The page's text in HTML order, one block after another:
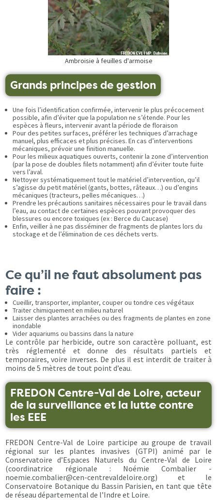
Ambroisie à feuilles d'armoise
Grands principes de gestion
Une fois l’identification confirmée, intervenir le plus précocement
possible, afin d’éviter que la population ne s’étende. Pour les
espèces à fleurs, intervenir avant la période de floraison
Pour des petites surfaces, préférer les techniques d’arrachage
manuel, plus efficaces et plus précises. En cas d’interventions
mécaniques, prévoir une finition manuelle.
Pour les milieux aquatiques ouverts, contenir la zone d’intervention
(par la pose de doubles filets notamment) afin d’éviter toute fuite
vers l’aval.
Nettoyer systématiquement tout le matériel d’intervention, qu’il
s’agisse du petit matériel (gants, bottes, râteaux…) ou d’engins
mécaniques (tracteurs, pelles mécaniques…)
Prendre les précautions sanitaires nécessaires pour le travail dans
l’eau, au contact de certaines espèces pouvant provoquer des
blessures ou encore toxiques (ex : Berce du Caucase)
Enfin, veiller à ne pas disséminer de fragments de plantes lors du
stockage et de l’élimination de ces déchets verts.
Ce qu’il ne faut absolument pas
faire :
Cueillir, transporter, implanter, couper ou tondre ces végétaux
Traiter chimiquement en milieu naturel
Laisser des plantes arrachées ou des fragments de plantes en zone
inondable
Vider aquariums ou bassins dans la nature
Le contrôle par herbicide, outre son caractère polluant, est
très réglementé et donne des résultats partiels et
temporaires, voire inverses. De plus il est interdit de traiter à
moins de 5 mètres de tout point d’eau.
FREDON Centre-Val de Loire, acteur
de la surveillance et la lutte contre
les EEE
FREDON Centre-Val de Loire participe au groupe de travail
régional sur les plantes invasives (GTPI) animé par le
Conservatoire d’Espaces Naturels du Centre-Val de Loire
(coordinatrice régionale : Noémie Combalier -
noemie.combalier@cen-centrevaldeloire.org) et le
Conservatoire Botanique du Bassin Parisien, en tant que tête
de réseau départemental de l’Indre et Loire.